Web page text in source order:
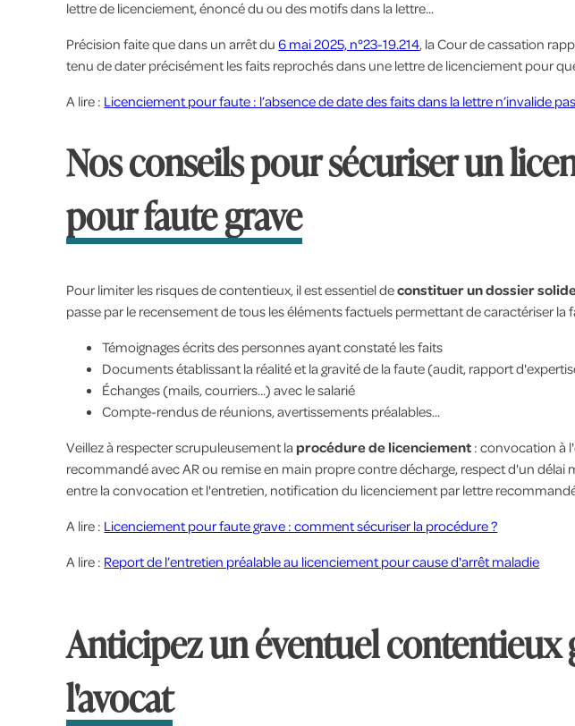
lettre de licenciement, énoncé du ou des motifs dans la lettre...
Précision faite que dans un arrêt du6 mai 2025, n°23-19.214, la Cour de cassation
tenu de dater précisément les faits reprochés dans une lettre de licenciement pour
A lire : Licenciement pour faute : l’absence de date des faits dans la lettre n’invalide
Nos conseils pour sécuriser un
pour faute grave
Pour limiter les risques de contentieux, il est essentiel deconstituer un dossier
passe par le recensement de tous les éléments factuels permettant de caractériser la
Témoignages écrits des personnes ayant constaté les faits
Documents établissant la réalité et la gravité de la faute (audit, rapport
Échanges (mails, courriers...) avec le salarié
Compte-rendus de réunions, avertissements préalables...
Veillez à respecter scrupuleusement laprocédure de licenciement : convocation à
recommandé avec AR ou remise en main propre contre décharge, respect d'un délai
entre la convocation et l'entretien, notification du licenciement par lettre
A lire : Licenciement pour faute grave : comment sécuriser la procédure ?
A lire : Report de l’entretien préalable au licenciement pour cause d'arrêt maladie
Anticipez un éventuel contentieux
l'avocat